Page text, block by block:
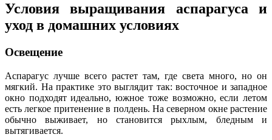
Условия выращивания аспарагуса и
уход в домашних условиях
Освещение
Аспарагус лучше всего растет там, где света много, но он
мягкий. На практике это выглядит так: восточное и западное
окно подходят идеально, южное тоже возможно, если летом
есть легкое притенение в полдень. На северном окне растение
обычно выживает, но становится рыхлым, бледным и
вытягивается.